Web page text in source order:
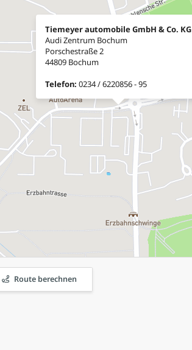
Tiemeyer automobile GmbH & Co. KG
Audi Zentrum Bochum
Porschestraße 2
44809 Bochum
Telefon: 0234 / 6220856 - 95
Route berechnen